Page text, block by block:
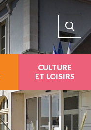
CULTURE
ET LOISIRS